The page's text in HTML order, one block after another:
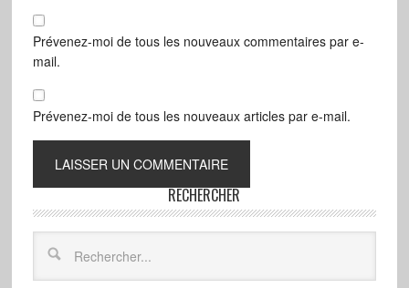
Prévenez-moi de tous les nouveaux commentaires par e-
mail.
Prévenez-moi de tous les nouveaux articles par e-mail.
RECHERCHER